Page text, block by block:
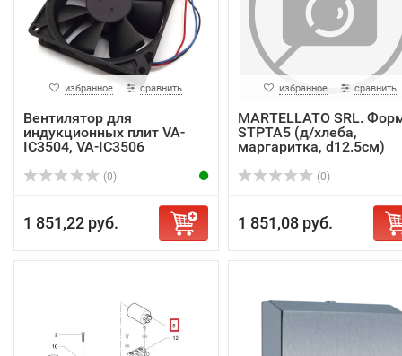
избранное сравнить
Вентилятор для
индукционных плит VA-
IC3504, VA-IC3506
(0)
1 851,22 руб.
избранное сравнить
MARTELLATO SRL.
STPTA5 (д/хлеба,
маргаритка, d12.5см)
(0)
1 851,08 руб.